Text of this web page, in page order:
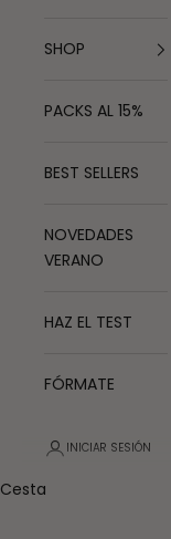
SHOP
PACKS AL 15%
BEST SELLERS
NOVEDADES
VERANO
HAZ EL TEST
FÓRMATE
INICIAR SESIÓN
Cesta